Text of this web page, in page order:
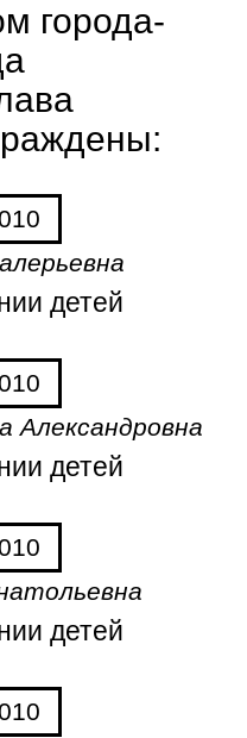
города-
детей
Александровна
детей
детей